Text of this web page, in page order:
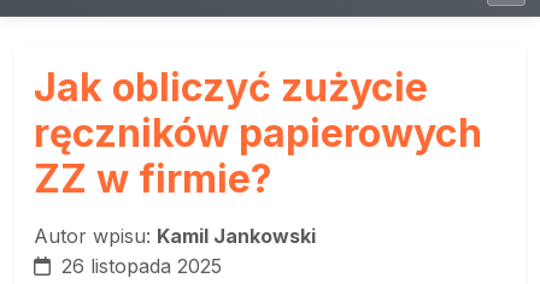
Jak obliczyć zużycie
ręczników papierowych
ZZ w firmie?
Autor wpisu: Kamil Jankowski
26 listopada 2025